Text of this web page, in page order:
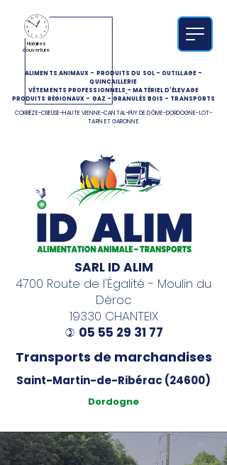
ALIMENTS ANIMAUX - PRODUITS DU SOL-OUTILLAGE-
QUINCAILLERIE
VÊTEMENTS PROFESSIONNELS -MATÉRIEL D'ÉLEVAGE
PRODUITS RÉGIONAUX - GAZ -GRANULÉS BOIS - TRANSPORTS
CORRÈZE-CREUSE-HAUTE VIENNE-CANTAL-PUY DE DÔME-DORDOGNE-LOT-
TARN ET GARONNE
Horaires
d'ouverture
SARL ID ALIM
4700 Route de l'Égalité - Moulin du
Déroc
19330 CHANTEIX
) 05 55 29 31 77
Transports de marchandises
Saint-Martin-de-Ribérac (24600)
Dordogne